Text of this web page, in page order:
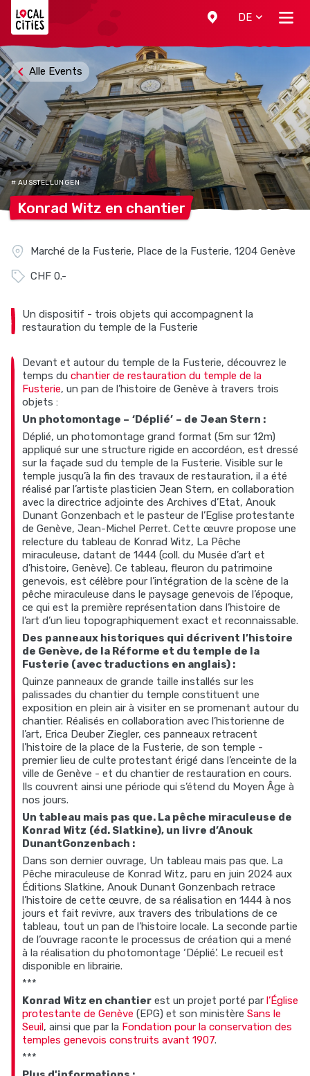
DE
Alle Events
# AUSSTELLUNGEN
Konrad Witz en chantier
Marché de la Fusterie, Place de la Fusterie, 1204 Genève
CHF 0.-
Un dispositif - trois objets qui accompagnent la
restauration du temple de la Fusterie
Devant et autour du temple de la Fusterie, découvrez le
temps du chantier de restauration du temple de la
Fusterie, un pan de l’histoire de Genève à travers trois
objets :
Un photomontage – ‘Déplié’ – de Jean Stern :
Déplié, un photomontage grand format (5m sur 12m)
appliqué sur une structure rigide en accordéon, est dressé
sur la façade sud du temple de la Fusterie. Visible sur le
temple jusqu’à la fin des travaux de restauration, il a été
réalisé par l’artiste plasticien Jean Stern, en collaboration
avec la directrice adjointe des Archives d’Etat, Anouk
Dunant Gonzenbach et le pasteur de l’Eglise protestante
de Genève, Jean-Michel Perret. Cette œuvre propose une
relecture du tableau de Konrad Witz, La Pêche
miraculeuse, datant de 1444 (coll. du Musée d’art et
d’histoire, Genève). Ce tableau, fleuron du patrimoine
genevois, est célèbre pour l’intégration de la scène de la
pêche miraculeuse dans le paysage genevois de l’époque,
ce qui est la première représentation dans l’histoire de
l’art d’un lieu topographiquement exact et reconnaissable.
Des panneaux historiques qui décrivent l’histoire
de Genève, de la Réforme et du temple de la
Fusterie (avec traductions en anglais) :
Quinze panneaux de grande taille installés sur les
palissades du chantier du temple constituent une
exposition en plein air à visiter en se promenant autour du
chantier. Réalisés en collaboration avec l’historienne de
l’art, Erica Deuber Ziegler, ces panneaux retracent
l’histoire de la place de la Fusterie, de son temple -
premier lieu de culte protestant érigé dans l’enceinte de la
ville de Genève - et du chantier de restauration en cours.
Ils couvrent ainsi une période qui s’étend du Moyen Âge à
nos jours.
Un tableau mais pas que. La pêche miraculeuse de
Konrad Witz (éd. Slatkine), un livre d’Anouk
DunantGonzenbach :
Dans son dernier ouvrage, Un tableau mais pas que. La
Pêche miraculeuse de Konrad Witz, paru en juin 2024 aux
Éditions Slatkine, Anouk Dunant Gonzenbach retrace
l’histoire de cette œuvre, de sa réalisation en 1444 à nos
jours et fait revivre, aux travers des tribulations de ce
tableau, tout un pan de l’histoire locale. La seconde partie
de l’ouvrage raconte le processus de création qui a mené
à la réalisation du photomontage ‘Déplié’. Le recueil est
disponible en librairie.
***
Konrad Witz en chantier est un projet porté par l’Église
protestante de Genève (EPG) et son ministère Sans le
Seuil, ainsi que par la Fondation pour la conservation des
temples genevois construits avant 1907.
***